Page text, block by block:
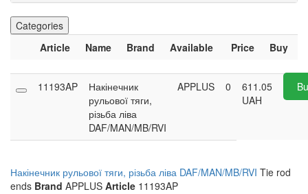
Categories
Article
Name Brand Available Price Buy
11193AP
Накінечник
рульової тяги,
різьба ліва
DAF/MAN/MB/RVI
APPLUS 0
611.05
UAH
Накінечник рульової тяги, різьба ліва DAF/MAN/MB/RVI Tie rod
ends Brand APPLUS Article 11193AP